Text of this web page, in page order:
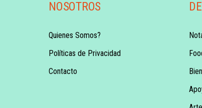
NOSOTROS
Quienes Somos?
Políticas de Privacidad
Contacto